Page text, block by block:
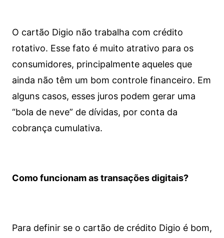
O cartão Digio não trabalha com crédito
rotativo. Esse fato é muito atrativo para os
consumidores, principalmente aqueles que
ainda não têm um bom controle financeiro. Em
alguns casos, esses juros podem gerar uma
“bola de neve” de dívidas, por conta da
cobrança cumulativa.
Como funcionam as transações digitais?
Para definir se o cartão de crédito Digio é bom,